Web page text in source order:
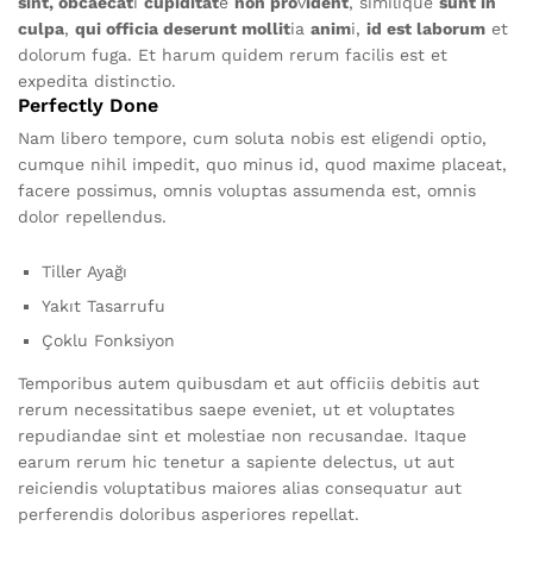
culpa, qui officia deserunt mollitia animi, id est laborum et
dolorum fuga. Et harum quidem rerum facilis est et
expedita distinctio.
Perfectly Done
Nam libero tempore, cum soluta nobis est eligendi optio,
cumque nihil impedit, quo minus id, quod maxime placeat,
facere possimus, omnis voluptas assumenda est, omnis
dolor repellendus.
Tiller Ayağı
Yakıt Tasarrufu
Çoklu Fonksiyon
Temporibus autem quibusdam et aut officiis debitis aut
rerum necessitatibus saepe eveniet, ut et voluptates
repudiandae sint et molestiae non recusandae. Itaque
earum rerum hic tenetur a sapiente delectus, ut aut
reiciendis voluptatibus maiores alias consequatur aut
perferendis doloribus asperiores repellat.